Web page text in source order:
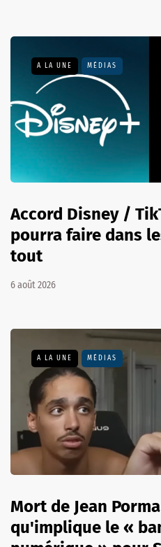
A LA UNE MÉDIAS
Accord Disney /
pourra faire dans
tout
6 août 2026
A LA UNE MÉDIAS
Mort de Jean
qu'implique le «